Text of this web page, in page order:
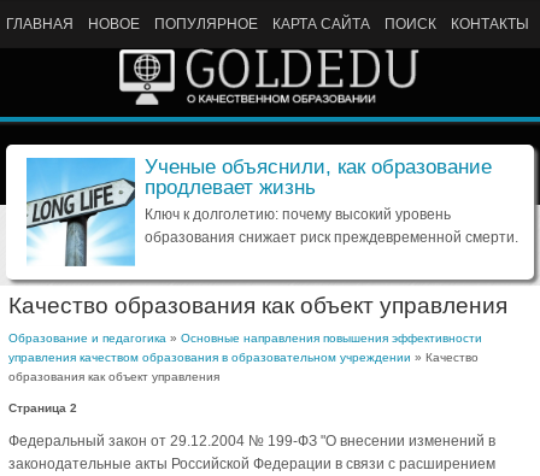
ГЛАВНАЯ НОВОЕ ПОПУЛЯРНОЕ КАРТА САЙТА ПОИСК КОНТАКТЫ
Ученые объяснили, как образование
продлевает жизнь
Ключ к долголетию: почему высокий уровень
образования снижает риск преждевременной смерти.
Качество образования как объект управления
Образование и педагогика » Основные направления повышения эффективности
управления качеством образования в образовательном учреждении » Качество
образования как объект управления
Страница 2
Федеральный закон от 29.12.2004 № 199-ФЗ "О внесении изменений в
законодательные акты Российской Федерации в связи с расширением